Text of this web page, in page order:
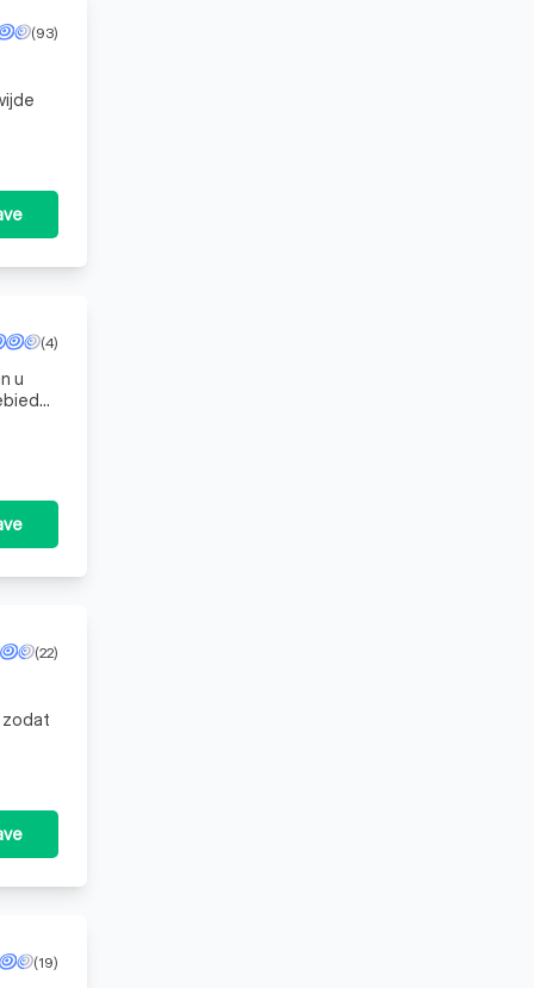
(93)
(4)
u
(22)
zodat
(19)